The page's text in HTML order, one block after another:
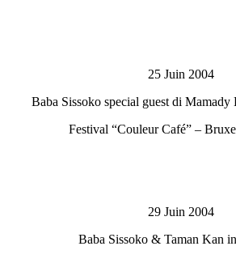
25 Juin 2004
Baba Sissoko special guest di
Festival “Couleur Café” –
29 Juin 2004
Baba Sissoko & Taman Kan